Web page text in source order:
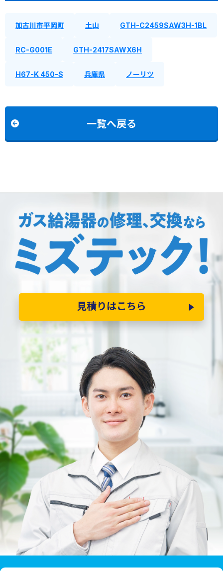
加古川市平岡町 土山 GTH-C2459SAW3H-1BL
RC-G001E GTH-2417SAWX6H
H67-K 450-S 兵庫県 ノーリツ
一覧へ戻る
見積りはこちら